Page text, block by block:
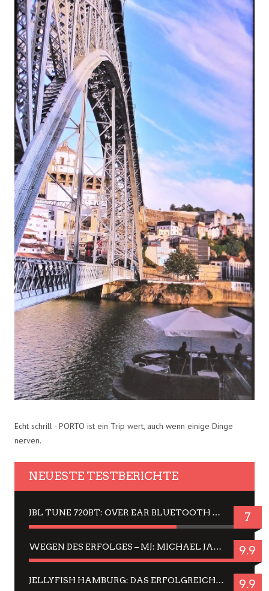
Echt schrill - PORTO ist ein Trip wert, auch wenn einige Dinge
nerven.
NEUESTE TESTBERICHTE
JBL TUNE 720BT: OVER EAR BLUETOOTH KOPFHÖRER UM DIE 50,-€ IM DAUER-TEST 7
WEGEN DES ERFOLGES – MJ: MICHAEL JACKSON MUSICAL IN EINER MATINEE SEHEN 9.9
JELLYFISH HAMBURG: DAS ERFOLGREICHE SOMMER-MENÜ 2025 IN GEFÜHLEN UND BILDERN 9.9